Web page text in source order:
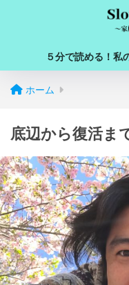
５分で読める！私
ホーム
底辺から復活ま